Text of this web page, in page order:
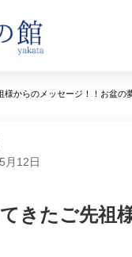
様からのメッセージ！！お盆の
月12日
きたご先祖